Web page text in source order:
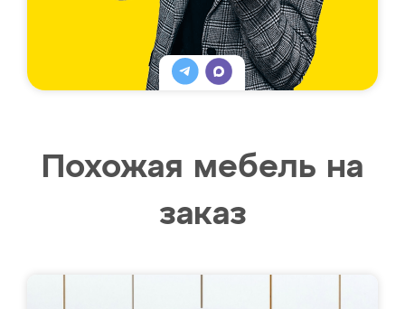
Похожая мебель на
заказ